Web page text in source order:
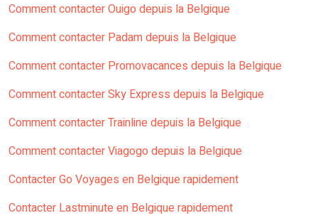
Comment contacter Ouigo depuis la Belgique
Comment contacter Padam depuis la Belgique
Comment contacter Promovacances depuis la Belgique
Comment contacter Sky Express depuis la Belgique
Comment contacter Trainline depuis la Belgique
Comment contacter Viagogo depuis la Belgique
Contacter Go Voyages en Belgique rapidement
Contacter Lastminute en Belgique rapidement